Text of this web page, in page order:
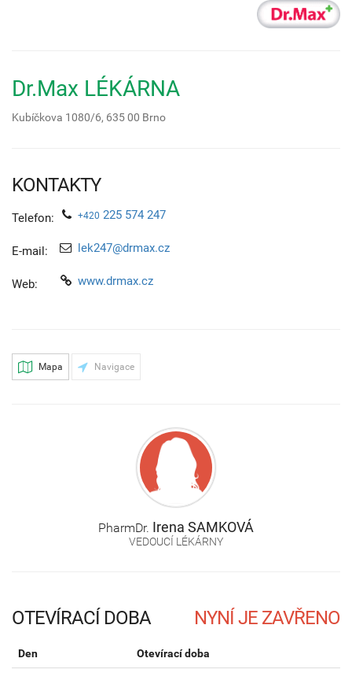
Dr.Max LÉKÁRNA
Kubíčkova 1080/6, 635 00 Brno
KONTAKTY
Telefon: +420 225 574 247
E-mail: lek247@drmax.cz
Web: www.drmax.cz
Mapa Navigace
PharmDr. Irena SAMKOVÁ
VEDOUCÍ LÉKÁRNY
OTEVÍRACÍ DOBA
Den Otevírací doba